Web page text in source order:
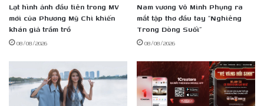
Lạt hình ảnh đầu tiên trong MV
mới của Phương Mỹ Chi khiến
khán giả trầm trồ
08/08/2026
Nam vương Võ Minh Phụng ra
mắt tập thơ đầu tay “Nghiêng
Trong Dòng Suối”
08/08/2026